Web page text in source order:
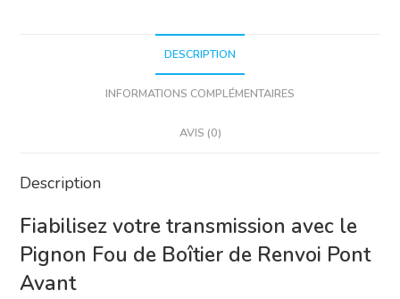
DESCRIPTION
INFORMATIONS COMPLÉMENTAIRES
AVIS (0)
Description
Fiabilisez votre transmission avec le
Pignon Fou de Boîtier de Renvoi Pont
Avant